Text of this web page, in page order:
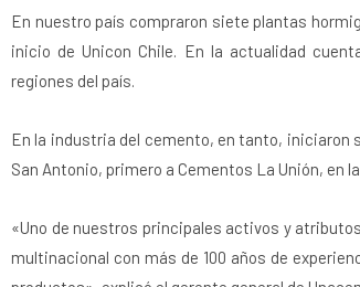
En nuestro país compraron siete plantas
inicio de Unicon Chile. En la actualidad
regiones del país.
En la industria del cemento, en tanto, iniciaron
San Antonio, primero a Cementos La Unión, en
«Uno de nuestros principales activos y
multinacional con más de 100 años de